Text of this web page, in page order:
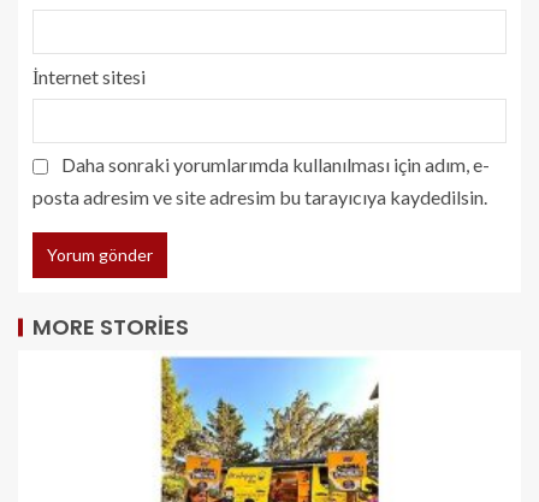
İnternet sitesi
Daha sonraki yorumlarımda kullanılması için adım, e-
posta adresim ve site adresim bu tarayıcıya kaydedilsin.
MORE STORIES